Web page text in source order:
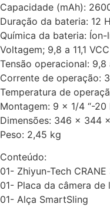
Capacidade (mAh):
Duração da bateria: 12
Química da bateria:
Voltagem; 9,8 a 11,1 VCC
Tensão operacional: 9,8
Corrente de operação:
Temperatura de
Montagem: 9 x 1/4 “-20
Dimensões: 346 x 344
Peso: 2,45 kg
Conteúdo:
01- Zhiyun-Tech
01- Placa da câmera de
01- Alça SmartSling